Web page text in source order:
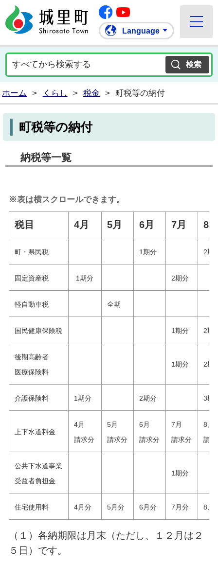
城里町ホームページ
Facebook
Language
ホーム > くらし > 税金 > 町税等の納付
町税等の納付
納税等一覧
※表は横スクロールできます。
税目 4月 5月 6月 7月 8
町・県民税 1期分 2期
固定資産税 1期分 2期分
軽自動車税 全期
国民健康保険税 1期分 2期
後期高齢者
医療保険料
1期分 2期
介護保険料 1期分 2期分 3期
上下水道料金
4月
請求分
5月
請求分
6月
請求分
7月
請求分
8月
請
公共下水道事業
受益者負担金
1期分
住宅使用料 4月分 5月分 6月分 7月分 8月
（１）各納期限は月末（ただし、１２月は２
５日）です。